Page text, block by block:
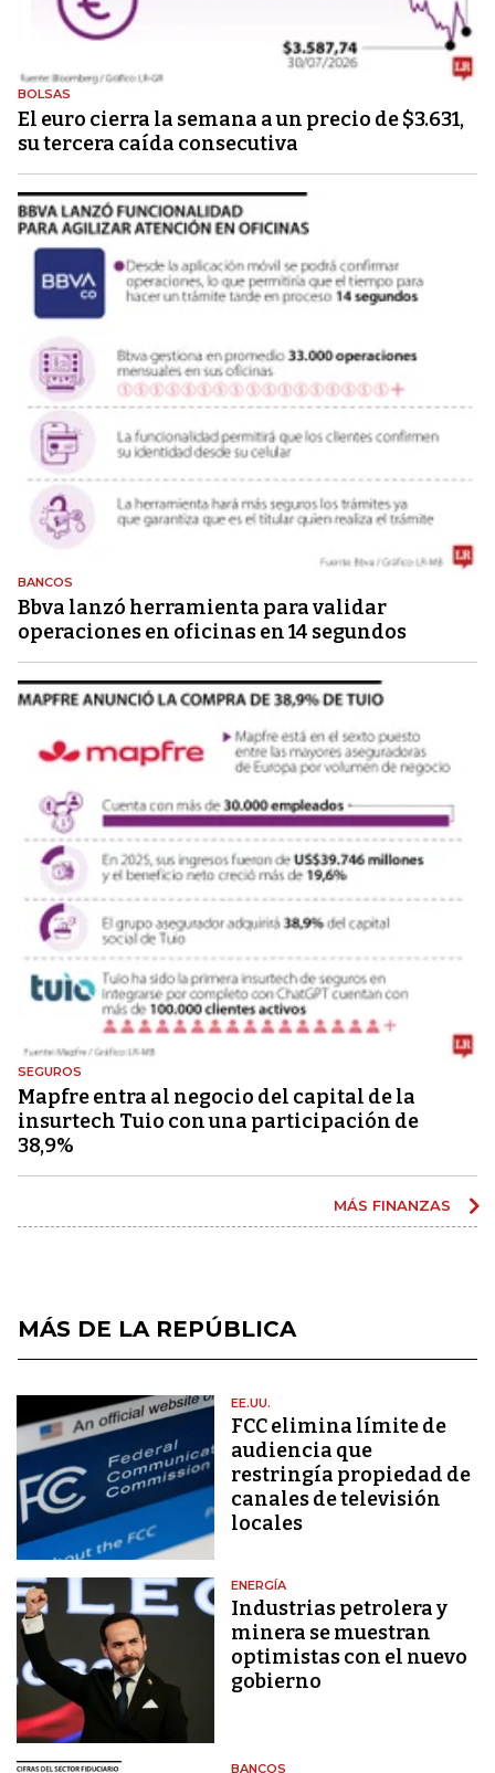
BOLSAS
El euro cierra la semana a un precio de $3.631,
su tercera caída consecutiva
BANCOS
Bbva lanzó herramienta para validar
operaciones en oficinas en 14 segundos
SEGUROS
Mapfre entra al negocio del capital de la
insurtech Tuio con una participación de
38,9%
MÁS FINANZAS
MÁS DE LA REPÚBLICA
EE.UU.
FCC elimina límite de
audiencia que
restringía propiedad de
canales de televisión
locales
ENERGÍA
Industrias petrolera y
minera se muestran
optimistas con el nuevo
gobierno
BANCOS